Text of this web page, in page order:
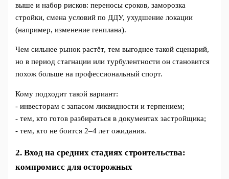
выше и набор рисков: переносы сроков, заморозка
стройки, смена условий по ДДУ, ухудшение локации
(например, изменение генплана).
Чем сильнее рынок растёт, тем выгоднее такой сценарий,
но в период стагнации или турбулентности он становится
похож больше на профессиональный спорт.
Кому подходит такой вариант:
- инвесторам с запасом ликвидности и терпением;
- тем, кто готов разбираться в документах застройщика;
- тем, кто не боится 2–4 лет ожидания.
2. Вход на средних стадиях строительства:
компромисс для осторожных